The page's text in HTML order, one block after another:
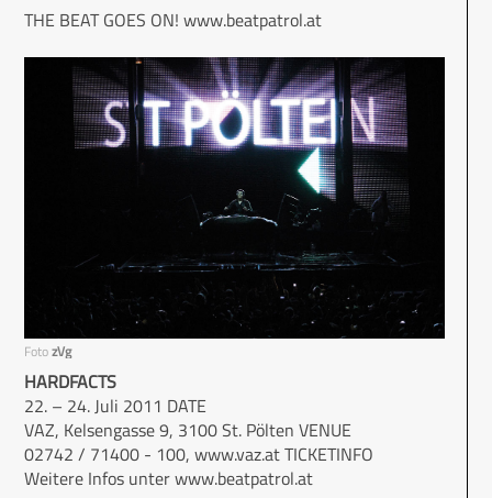
THE BEAT GOES ON! www.beatpatrol.at
FotozVg
HARDFACTS
22. – 24. Juli 2011 DATE
VAZ, Kelsengasse 9, 3100 St. Pölten VENUE
02742 / 71400 - 100, www.vaz.at TICKETINFO
Weitere Infos unter www.beatpatrol.at